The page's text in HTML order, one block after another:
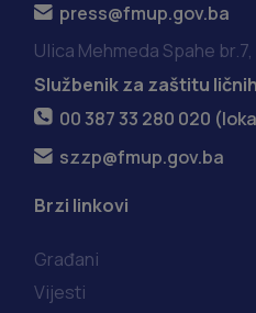
press@fmup.gov.ba
Ulica Mehmeda Spahe
Službenik za zaštitu
00 387 33 280 020
szzp@fmup.gov.ba
Brzi linkovi
Građani
Vijesti